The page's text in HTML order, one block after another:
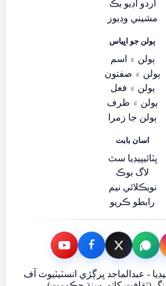
اردو آڊيو بڪ
مشيني وڊيوز
ٻولن جو اڀياس
ٻولن ۾ اسم
ٻولن ۾ صفتون
ٻولن ۾ فعل
ٻولن ۾ ظرف
ٻولن جا زمرا
اسان بابت
ڀٽائيپيڊيا سٿ
لاگ بوڪ
نويڪلائي نيم
رابطو ڪريو
ڀٽائي پيڊيا - عبدالماجد ڀرڳڙي انسٽيٽيوٽ آف